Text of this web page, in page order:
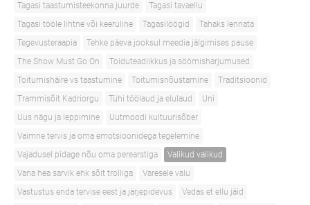
Tagasi taastumisteekonna juurde
Tagasi tavaellu
Tagasi tööle lihtne või keeruline
Tagasilöögid
Tahaks lennata
Tegevusteraapia
Tehke päeva jooksul meedia jälgimises pause
The Show Must Go On
Toiduteadlikkus ja söömisharjumused
Toitumishäire vs taastumine
Toitumisnõustamine
Traditsioonid
Trammisõit Kadriorgu
Tühi töölaud ja elulaud
Uni
Uus nägu ja leppimine
Uutmoodi kultuurisõber
Vaimne tervis ja oma emotsioonidega tegelemine
Vajadusel pidage nõu oma perearstiga
Valikud valikud
Vana hea sarvik ehk sõit trolliga
Varesele valu
Vastustus enda tervise eest ja järjepidevus
Vedas et ellu jäid